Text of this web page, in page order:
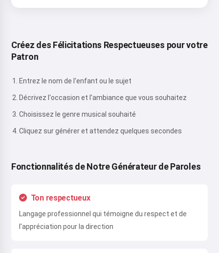
Créez des Félicitations Respectueuses pour votre
Patron
Entrez le nom de l'enfant ou le sujet
Décrivez l'occasion et l'ambiance que vous souhaitez
Choisissez le genre musical souhaité
Cliquez sur générer et attendez quelques secondes
Fonctionnalités de Notre Générateur de Paroles
Ton respectueux
Langage professionnel qui témoigne du respect et de
l'appréciation pour la direction